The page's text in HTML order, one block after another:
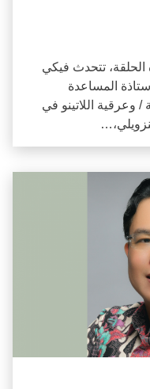
2021 في هذه الحلقة، تتحدث فيكي
المساعدة
/ وعرقية اللاتينو في